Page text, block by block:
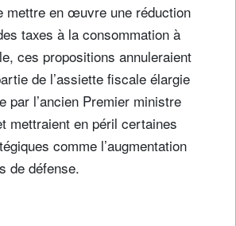
mettre en œuvre une réduction
taxes à la consommation à
ces propositions annuleraient
de l’assiette fiscale élargie
par l’ancien Premier ministre
mettraient en péril certaines
comme l’augmentation
de défense.